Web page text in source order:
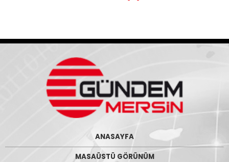
ANASAYFA
MASAÜSTÜ GÖRÜNÜM